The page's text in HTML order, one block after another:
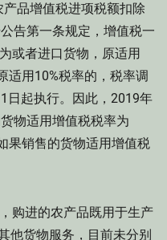
品增值税进项税额扣除
告第一条规定，增值税一
或者进口货物，原适用
适用10%税率的，税率调
日起执行。因此，2019年
物适用增值税税率为
果销售的货物适用增值税
购进的农产品既用于生产
他货物服务，目前未分别